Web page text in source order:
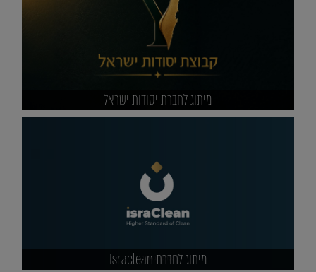
מיתוג לחברת יסודות ישראל
מיתוג לחברת Israclean